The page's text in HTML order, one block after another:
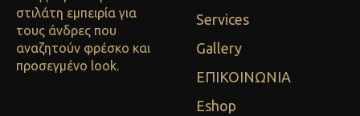
στιλάτη εμπειρία για
τους άνδρες που
αναζητούν φρέσκο και
προσεγμένο look.
Services
Gallery
ΕΠΙΚΟΙΝΩΝΙΑ
Eshop